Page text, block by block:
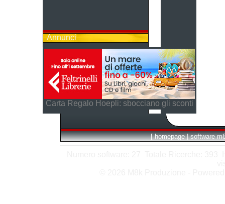
Annunci
Carta Regalo Hoepli: sbocciano gli sconti
[ homepage | software